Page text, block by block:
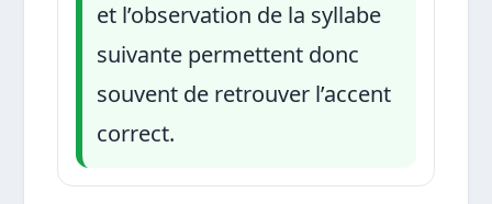
et l’observation de la syllabe
suivante permettent donc
souvent de retrouver l’accent
correct.